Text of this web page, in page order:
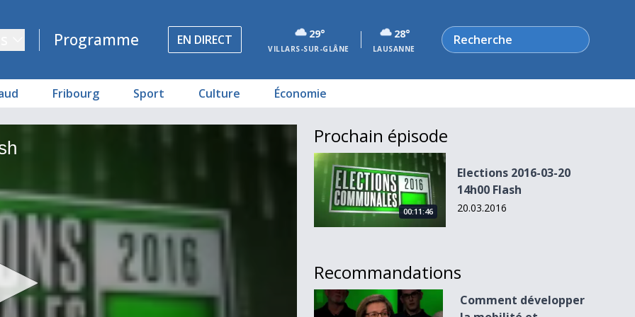
Programme EN DIRECT 29°
VILLARS-SUR-GLÂNE
28°
LAUSANNE
Rechercher
Fribourg Sport Culture Économie
Prochain épisode
Elections 2016-03-20 14h00 Flash
00:11:46
Elections 2016-03-20
14h00 Flash
20.03.2016
Recommandations
Comment développer la mobilité et dynamiser Vevey ?
Comment développer